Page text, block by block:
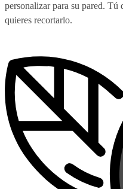
personalizar para su pared. Tú
quieres recortarlo.